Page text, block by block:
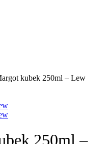
kubek 250ml – Lew
250ml –